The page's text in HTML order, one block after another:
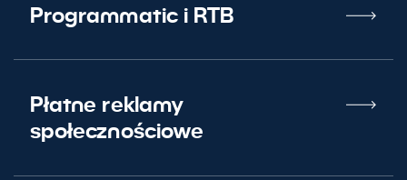
Programmatic i RTB
Płatne reklamy
społecznościowe